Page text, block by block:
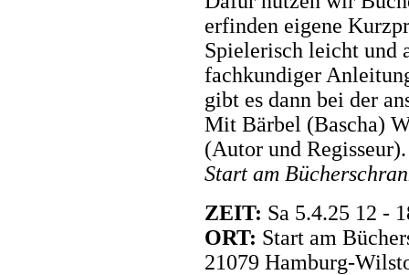
erfinden eigene
Spielerisch leicht und
fachkundiger
gibt es dann bei der
Mit Bärbel (Bascha)
(Autor und Regisseur).
Start am
ZEIT: Sa 5.4.25 12 -
ORT: Start am
21079 Hamburg-